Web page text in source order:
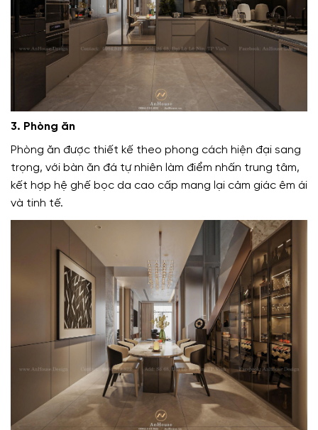
3. Phòng ăn
Phòng ăn được thiết kế theo phong cách hiện đại sang
trọng, với bàn ăn đá tự nhiên làm điểm nhấn trung tâm,
kết hợp hệ ghế bọc da cao cấp mang lại cảm giác êm ái
và tinh tế.